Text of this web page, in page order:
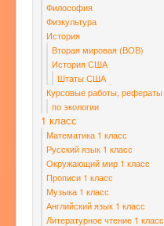
Философия
Физкультура
История
Вторая мировая (ВОВ)
История США
Штаты США
Курсовые работы, рефераты
по экологии
1 класс
Математика 1 класс
Русский язык 1 класс
Окружающий мир 1 класс
Прописи 1 класс
Музыка 1 класс
Английский язык 1 класс
Литературное чтение 1 класс